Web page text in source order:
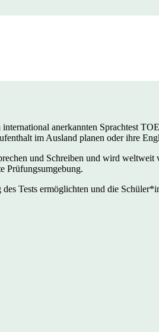
anerkannten Sprachtest
im Ausland planen oder ihre
und Schreiben und wird
Prüfungsumgebung.
Tests ermöglichten und die